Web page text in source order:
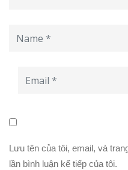
Lưu tên của tôi, email, và
lần bình luận kế tiếp của tôi.